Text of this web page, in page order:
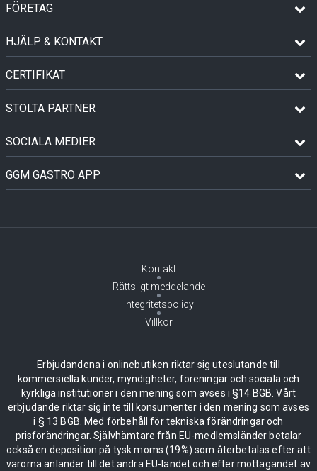
FÖRETAG
HJÄLP & KONTAKT
CERTIFIKAT
STOLTA PARTNER
SOCIALA MEDIER
GGM GASTRO APP
Kontakt
Rättsligt meddelande
Integritetspolicy
Villkor
Erbjudandena i onlinebutiken riktar sig uteslutande till
kommersiella kunder, myndigheter, föreningar och sociala och
kyrkliga institutioner i den mening som avses i §14 BGB. Vårt
erbjudande riktar sig inte till konsumenter i den mening som avses
i § 13 BGB. Med förbehåll för tekniska förändringar och
prisförändringar. Självhämtare från EU-medlemsländer betalar
också en deposition på tysk moms (19%) som återbetalas efter att
varorna anländer till det andra EU-landet och efter mottagandet av